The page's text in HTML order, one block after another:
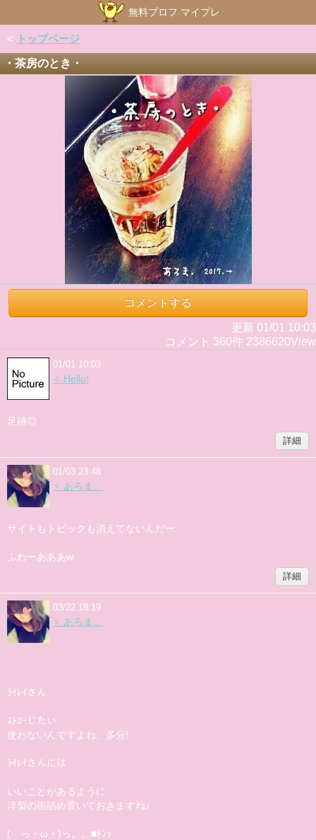
無料プロフ マイプレ
< トップページ
・茶房のとき・
コメントする
更新 01/01 10:03
コメント 360件 2386620View
01/01 10:03
♂ Hello!
足跡◎
詳細
01/03 23:48
♀ あろま。
サイトもトピックも消えてないんだー
ふわーあああw
詳細
03/22 18:19
♀ あろま。
ﾗｲﾚｲさん
ｽﾄﾛｰじたい
使わないんですよね、多分!
ﾗｲﾚｲさんには
いいことがあるように
洋梨の缶詰め置いておきますね♪
( っ・ω・)っ。。■ﾄﾝｯ